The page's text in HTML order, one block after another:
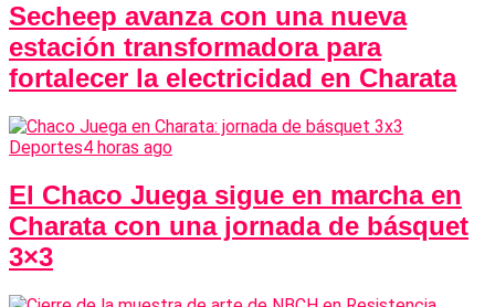
Secheep avanza con una nueva
estación transformadora para
fortalecer la electricidad en Charata
Deportes4 horas ago
El Chaco Juega sigue en marcha en
Charata con una jornada de básquet
3×3